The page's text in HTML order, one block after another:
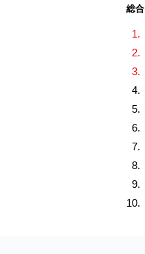
総合
1.
2.
3.
4.
5.
6.
7.
8.
9.
10.